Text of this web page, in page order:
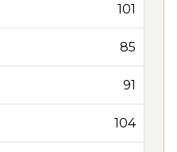
101
85
91
104